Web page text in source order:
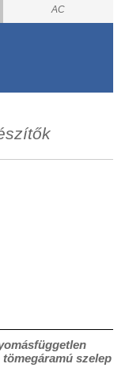
AC
szelep